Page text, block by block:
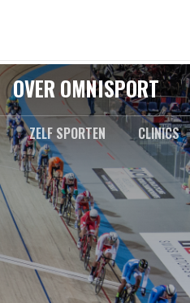
ZELF SPORTEN CLINICS
OVER OMNISPORT